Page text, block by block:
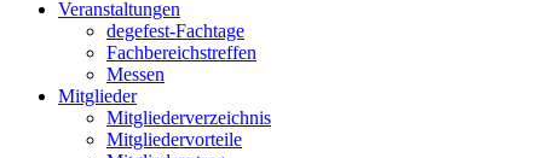
Veranstaltungen
degefest-Fachtage
Fachbereichstreffen
Messen
Mitglieder
Mitgliederverzeichnis
Mitgliedervorteile